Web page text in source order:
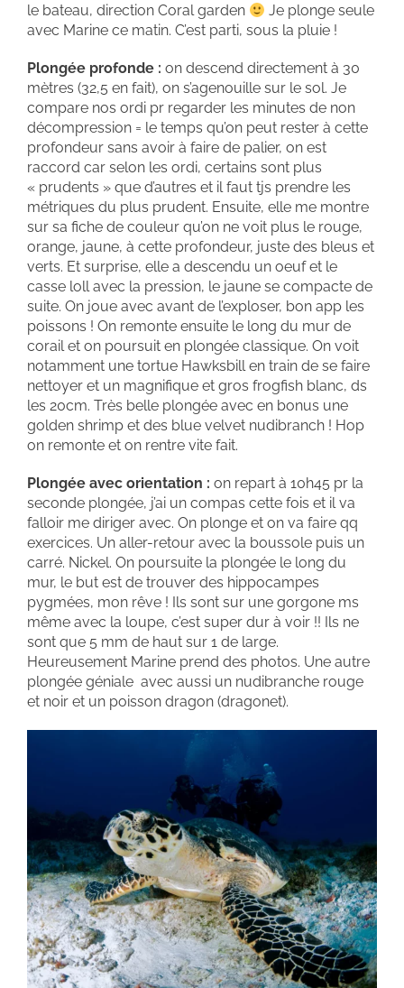
le bateau, direction Coral garden
Je plonge seule
avec Marine ce matin. C’est parti, sous la pluie !
Plongée profonde : on descend directement à 30
mètres (32,5 en fait), on s’agenouille sur le sol. Je
compare nos ordi pr regarder les minutes de non
décompression = le temps qu’on peut rester à cette
profondeur sans avoir à faire de palier, on est
raccord car selon les ordi, certains sont plus
« prudents » que d’autres et il faut tjs prendre les
métriques du plus prudent. Ensuite, elle me montre
sur sa fiche de couleur qu’on ne voit plus le rouge,
orange, jaune, à cette profondeur, juste des bleus et
verts. Et surprise, elle a descendu un oeuf et le
casse loll avec la pression, le jaune se compacte de
suite. On joue avec avant de l’exploser, bon app les
poissons ! On remonte ensuite le long du mur de
corail et on poursuit en plongée classique. On voit
notamment une tortue Hawksbill en train de se faire
nettoyer et un magnifique et gros frogfish blanc, ds
les 20cm. Très belle plongée avec en bonus une
golden shrimp et des blue velvet nudibranch ! Hop
on remonte et on rentre vite fait.
Plongée avec orientation : on repart à 10h45 pr la
seconde plongée, j’ai un compas cette fois et il va
falloir me diriger avec. On plonge et on va faire qq
exercices. Un aller-retour avec la boussole puis un
carré. Nickel. On poursuite la plongée le long du
mur, le but est de trouver des hippocampes
pygmées, mon rêve ! Ils sont sur une gorgone ms
même avec la loupe, c’est super dur à voir !! Ils ne
sont que 5 mm de haut sur 1 de large.
Heureusement Marine prend des photos. Une autre
plongée géniale avec aussi un nudibranche rouge
et noir et un poisson dragon (dragonet).